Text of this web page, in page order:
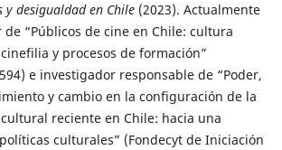
desigualdad en Chile(2023). Actualmente
“Públicos de cine en Chile: cultura
y procesos de formación”
e investigador responsable de “Poder,
y cambio en la configuración de la
reciente en Chile: hacia una
culturales” (Fondecyt de Iniciación